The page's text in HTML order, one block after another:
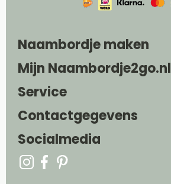
Naambordje maken
Mijn Naambordje2go.nl
Service
Contactgegevens
Socialmedia